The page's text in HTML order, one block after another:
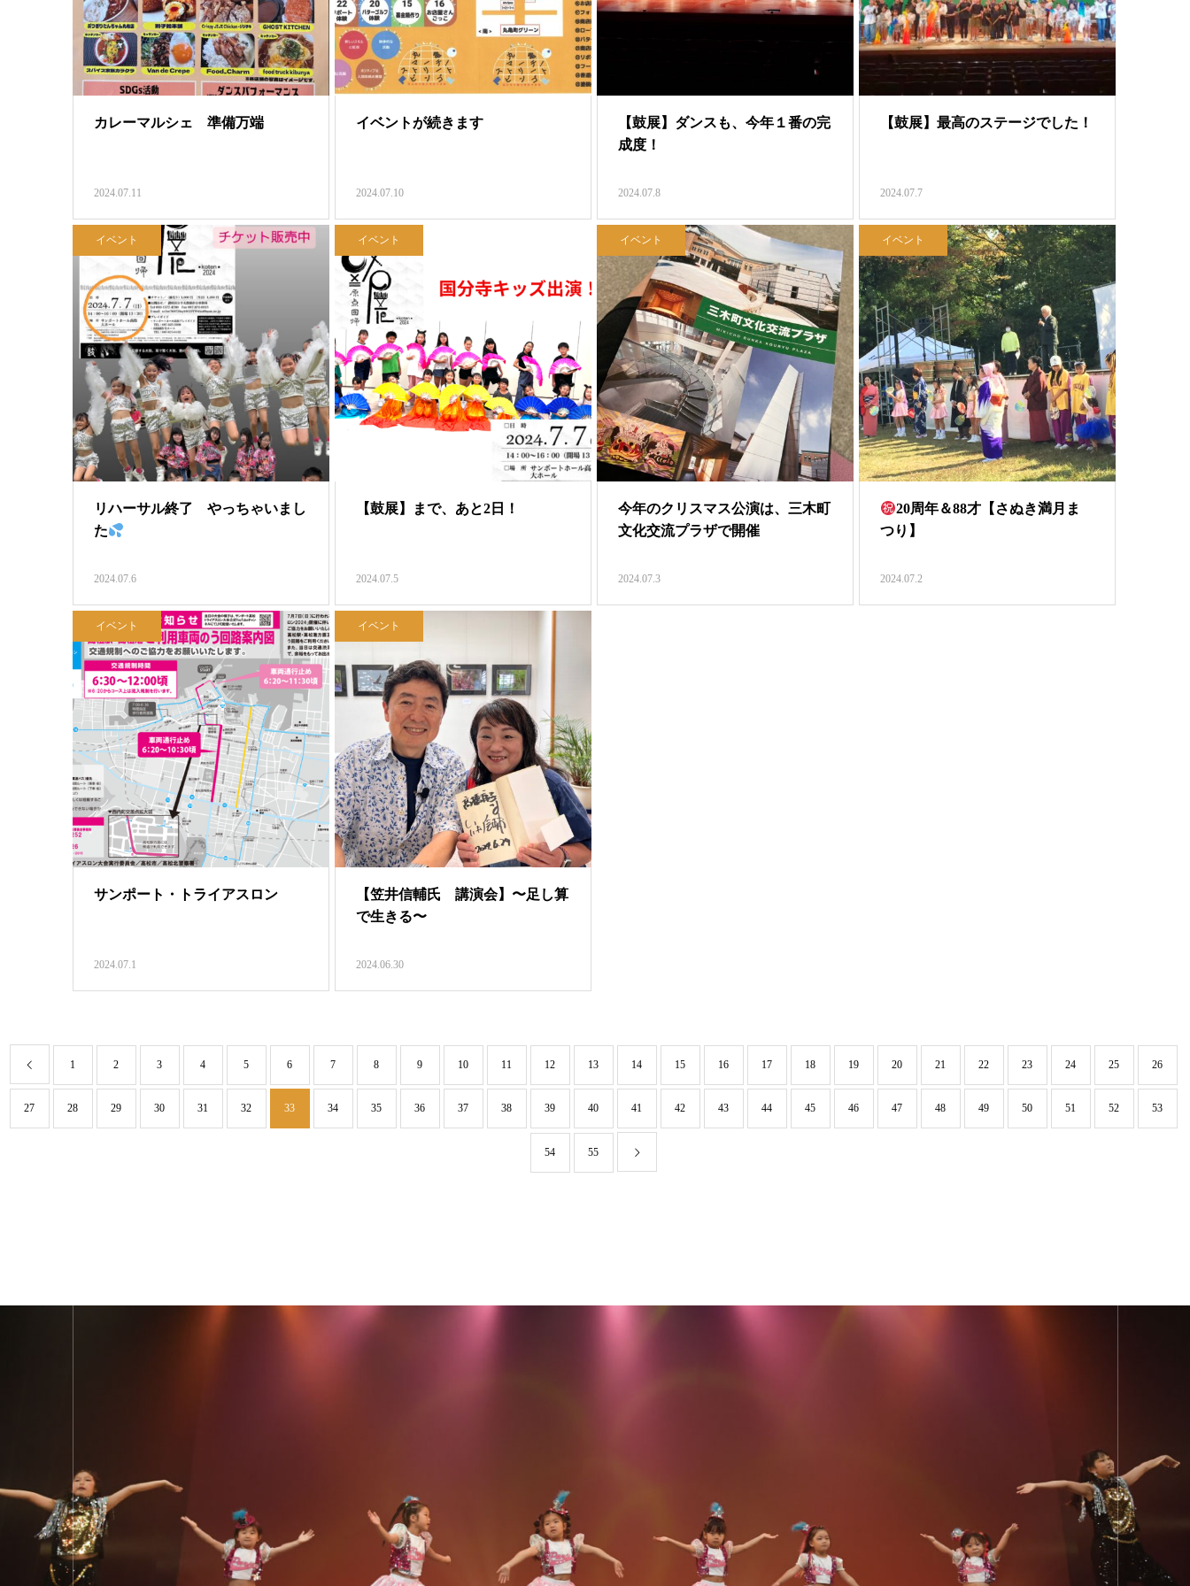
カレーマルシェ 準備万端
2024.07.11
イベントが続きます
2024.07.10
【鼓展】ダンスも、今年１番の完
成度！
2024.07.8
【鼓展】最高のステージでした！
2024.07.7
イベント
リハーサル終了 やっちゃいまし
た
2024.07.6
イベント
【鼓展】まで、あと2日！
2024.07.5
イベント
今年のクリスマス公演は、三木町
文化交流プラザで開催
2024.07.3
イベント
20周年＆88才【さぬき満月ま
つり】
2024.07.2
イベント
サンポート・トライアスロン
2024.07.1
イベント
【笠井信輔氏 講演会】〜足し算
で生きる〜
2024.06.30
1 2 3 4 5 6 7 8 9 10 11 12 13 14 15 16 17 18 19 20 21 22 23 24 25 26
27 28 29 30 31 32 33 34 35 36 37 38 39 40 41 42 43 44 45 46 47 48 49 50 51 52 53
54 55